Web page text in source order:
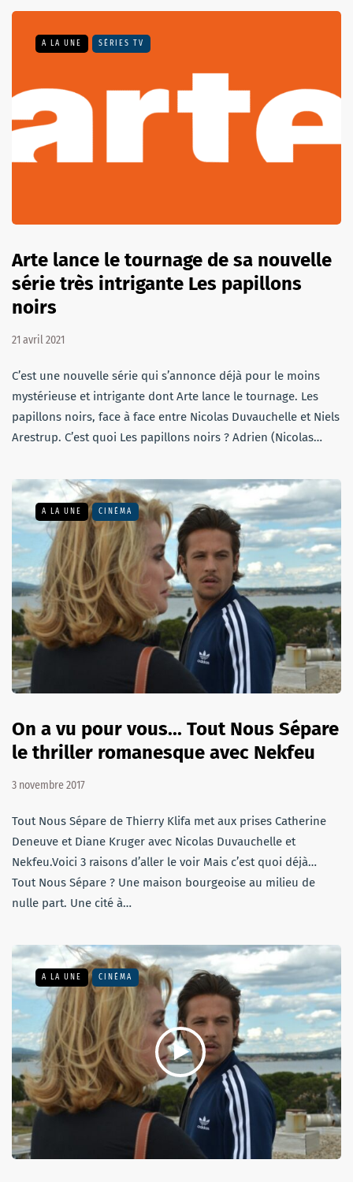
A LA UNE SÉRIES TV
Arte lance le tournage de sa nouvelle
série très intrigante Les papillons
noirs
21 avril 2021
C’est une nouvelle série qui s’annonce déjà pour le moins
mystérieuse et intrigante dont Arte lance le tournage. Les
papillons noirs, face à face entre Nicolas Duvauchelle et Niels
Arestrup. C’est quoi Les papillons noirs ? Adrien (Nicolas…
A LA UNE CINÉMA
On a vu pour vous... Tout Nous Sépare
le thriller romanesque avec Nekfeu
3 novembre 2017
Tout Nous Sépare de Thierry Klifa met aux prises Catherine
Deneuve et Diane Kruger avec Nicolas Duvauchelle et
Nekfeu.Voici 3 raisons d’aller le voir Mais c’est quoi déjà…
Tout Nous Sépare ? Une maison bourgeoise au milieu de
nulle part. Une cité à…
A LA UNE CINÉMA